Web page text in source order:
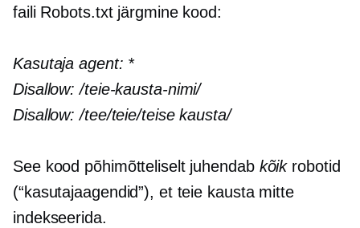
faili Robots.txt järgmine kood:
Kasutaja agent: *
Disallow:/teie-kausta-nimi/
Disallow:/tee/teie/teise kausta/
See kood põhimõtteliselt juhendab kõik robotid
(“kasutajaagendid”), et teie kausta mitte
indekseerida.